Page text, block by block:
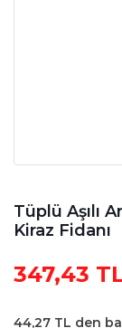
Tüplü Aşılı
Kiraz Fidanı
347,43
44,27 TL den